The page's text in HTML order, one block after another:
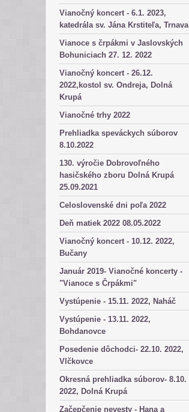
Vianočný koncert - 6.1. 2023,
katedrála sv. Jána Krstiteľa, Trnava
Vianoce s črpákmi v Jaslovských
Bohuniciach 27. 12. 2022
Vianočný koncert - 26.12.
2022,kostol sv. Ondreja, Dolná
Krupá
Vianočné trhy 2022
Prehliadka speváckych súborov
8.10.2022
130. výročie Dobrovoľného
hasičského zboru Dolná Krupá
25.09.2021
Celoslovenské dni poľa 2022
Deň matiek 2022 08.05.2022
Vianočný koncert - 10.12. 2022,
Bučany
Január 2019- Vianočné koncerty -
"Vianoce s Črpákmi"
Vystúpenie - 15.11. 2022, Naháč
Vystúpenie - 13.11. 2022,
Bohdanovce
Posedenie dôchodci- 22.10. 2022,
Vlčkovce
Okresná prehliadka súborov- 8.10.
2022, Dolná Krupá
Začepčenie nevesty - Hana a